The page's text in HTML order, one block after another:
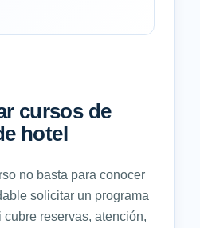
cursos de
hotel
no basta para conocer
solicitar un programa
reservas, atención,